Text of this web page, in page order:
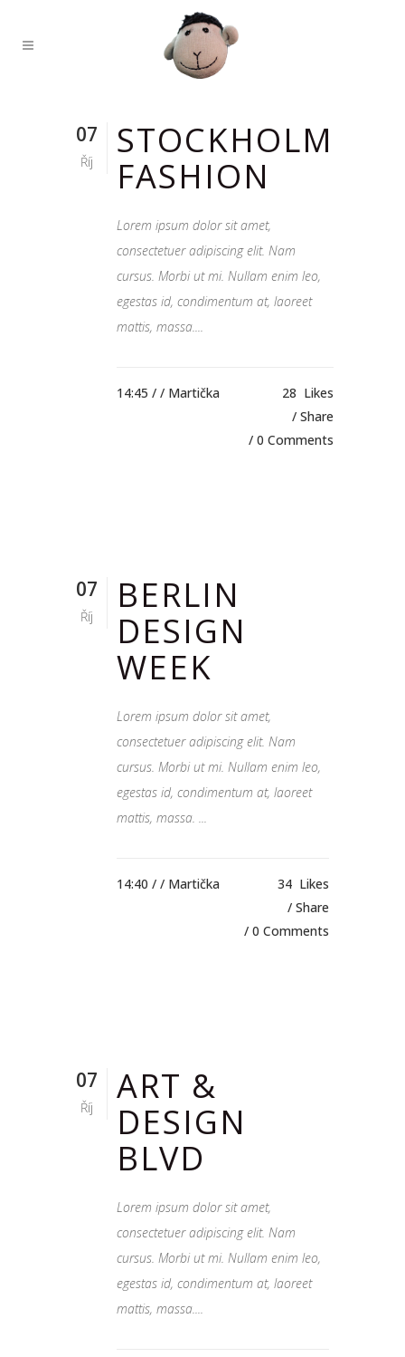
07
Říj
STOCKHOLM
FASHION
Lorem ipsum dolor sit amet,
consectetuer adipiscing elit. Nam
cursus. Morbi ut mi. Nullam enim leo,
egestas id, condimentum at, laoreet
mattis, massa....
14:45 / / Martička 28 Likes
Share
0 Comments
07
Říj
BERLIN
DESIGN
WEEK
Lorem ipsum dolor sit amet,
consectetuer adipiscing elit. Nam
cursus. Morbi ut mi. Nullam enim leo,
egestas id, condimentum at, laoreet
mattis, massa. ...
14:40 / / Martička 34 Likes
Share
0 Comments
07
Říj
ART &
DESIGN
BLVD
Lorem ipsum dolor sit amet,
consectetuer adipiscing elit. Nam
cursus. Morbi ut mi. Nullam enim leo,
egestas id, condimentum at, laoreet
mattis, massa....